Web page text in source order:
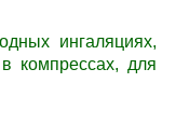
ингаляциях,
компрессах, для